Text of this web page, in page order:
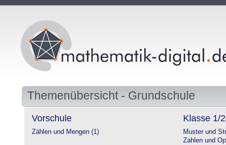
Themenübersicht - Grundschule
Vorschule
Zählen und Mengen (1)
Klasse 1/2
Muster und
Zahlen und